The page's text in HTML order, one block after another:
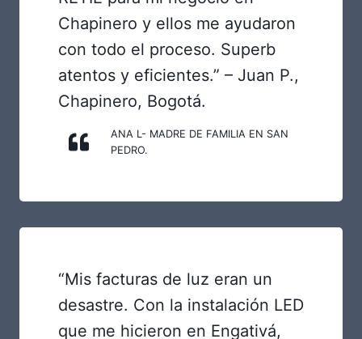
Chapinero y ellos me ayudaron
con todo el proceso. Superb
atentos y eficientes.” – Juan P.,
Chapinero, Bogotá.
ANA L- MADRE DE FAMILIA EN SAN
PEDRO.
“Mis facturas de luz eran un
desastre. Con la instalación LED
que me hicieron en Engativá,